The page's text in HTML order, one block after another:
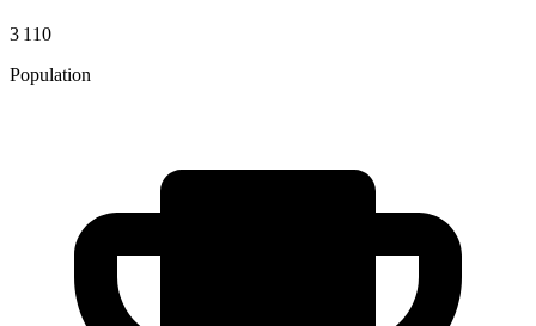
3 110
Population